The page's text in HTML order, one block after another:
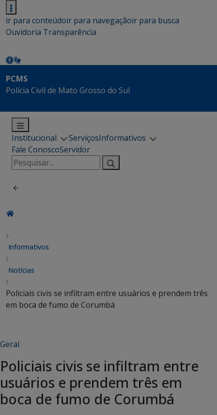
ir para conteúdoir para navegaçãoir para busca
Ouvidoria Transparência
PCMS
Polícia Civil de Mato Grosso do Sul
Institucional ServiçosInformativos
Fale ConoscoServidor
Pesquisar
por:
Informativos
Notícias
Policiais civis se infiltram entre usuários e prendem três
em boca de fumo de Corumbá
Geral
Policiais civis se infiltram entre
usuários e prendem três em
boca de fumo de Corumbá